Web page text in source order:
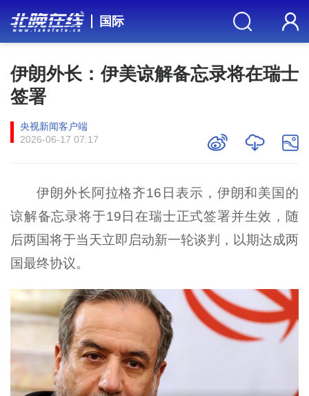
国际
伊朗外长：伊美谅解备忘录将在瑞士
签署
央视新闻客户端
2026-06-17 07:17
伊朗外长阿拉格齐16日表示，伊朗和美国的
谅解备忘录将于19日在瑞士正式签署并生效，随
后两国将于当天立即启动新一轮谈判，以期达成两
国最终协议。